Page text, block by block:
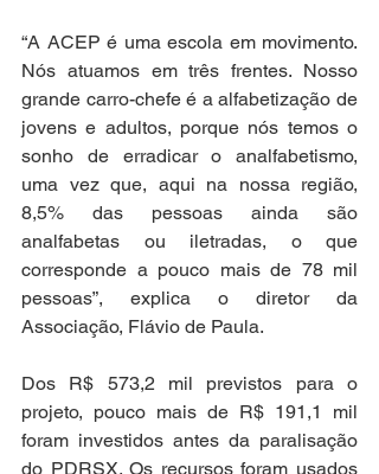
“A ACEP é uma escola em movimento.
Nós atuamos em três frentes. Nosso
grande carro-chefe é a alfabetização de
jovens e adultos, porque nós temos o
sonho de erradicar o analfabetismo,
uma vez que, aqui na nossa região,
8,5% das pessoas ainda são
analfabetas ou iletradas, o que
corresponde a pouco mais de 78 mil
pessoas”, explica o diretor da
Associação, Flávio de Paula.
Dos R$ 573,2 mil previstos para o
projeto, pouco mais de R$ 191,1 mil
foram investidos antes da paralisação
do PDRSX. Os recursos foram usados